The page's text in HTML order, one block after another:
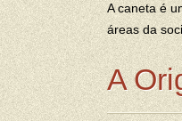
A caneta é
áreas da
A